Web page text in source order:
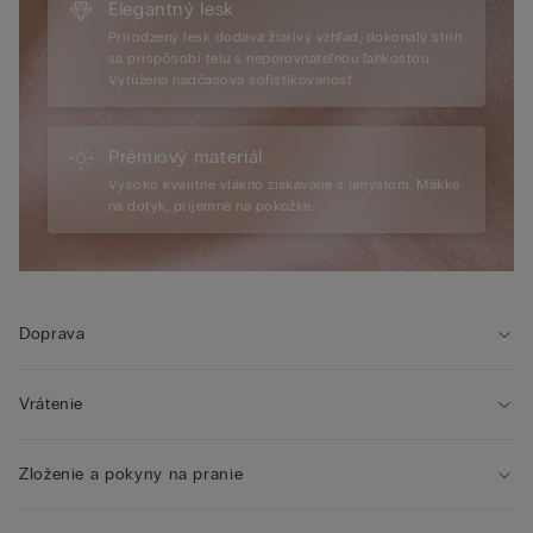
Elegantný lesk
Prirodzený lesk dodáva žiarivý vzhľad, dokonalý strih
sa prispôsobí telu s neporovnateľnou ľahkosťou.
Vytúžená nadčasová sofistikovanosť.
Prémiový materiál
Vysoko kvalitné vlákno získavané s úmyslom. Mäkké
na dotyk, príjemné na pokožke.
Doprava
Vrátenie
Zloženie a pokyny na pranie